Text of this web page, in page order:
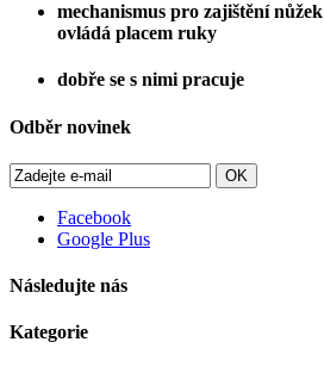
mechanismus pro zajištění
ovládá placem ruky
dobře se s nimi pracuje
Odběr novinek
OK
Facebook
Google Plus
Následujte nás
Kategorie